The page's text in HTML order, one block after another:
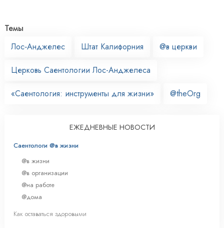
Темы
Лос‑Анджелес
Штат Калифорния @в церкви
Церковь Саентологии Лос-Анджелеса
«Саентология: инструменты для жизни» @theOrg
ЕЖЕДНЕВНЫЕ НОВОСТИ
Саентологи @в жизни
@в жизни
@в организации
@на работе
@дома
Как оставаться здоровыми